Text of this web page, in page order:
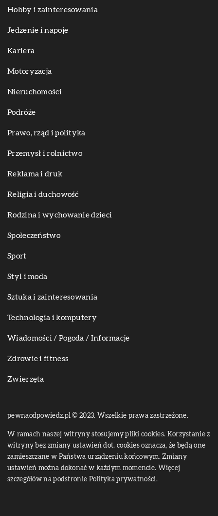
Hobby i zainteresowania
Jedzenie i napoje
Kariera
Motoryzacja
Nieruchomości
Podróże
Prawo, rząd i polityka
Przemysł i rolnictwo
Reklama i druk
Religia i duchowość
Rodzina i wychowanie dzieci
Społeczeństwo
Sport
Styl i moda
Sztuka i zainteresowania
Technologia i komputery
Wiadomości / Pogoda / Informacje
Zdrowie i fitness
Zwierzęta
pewnaodpowiedz.pl © 2023. Wszelkie prawa zastrzeżone.
W ramach naszej witryny stosujemy pliki cookies. Korzystanie z
witryny bez zmiany ustawień dot. cookies oznacza, że będą one
zamieszczane w Państwa urządzeniu końcowym. Zmiany
ustawień można dokonać w każdym momencie. Więcej
szczegółów na podstronie Polityka prywatności.